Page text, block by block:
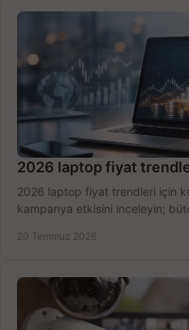
2026 laptop fiyat
2026 laptop fiyat trendleri için
kampanya etkisini inceleyin;
20 Temmuz 2026